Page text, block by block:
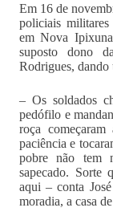
Em 16 de
policiais
em Nova
suposto dono
Rodrigues, dando
– Os soldados
pedófilo e
roça
paciência e
pobre não tem
sapecado. Sorte
aqui – conta
moradia, a casa